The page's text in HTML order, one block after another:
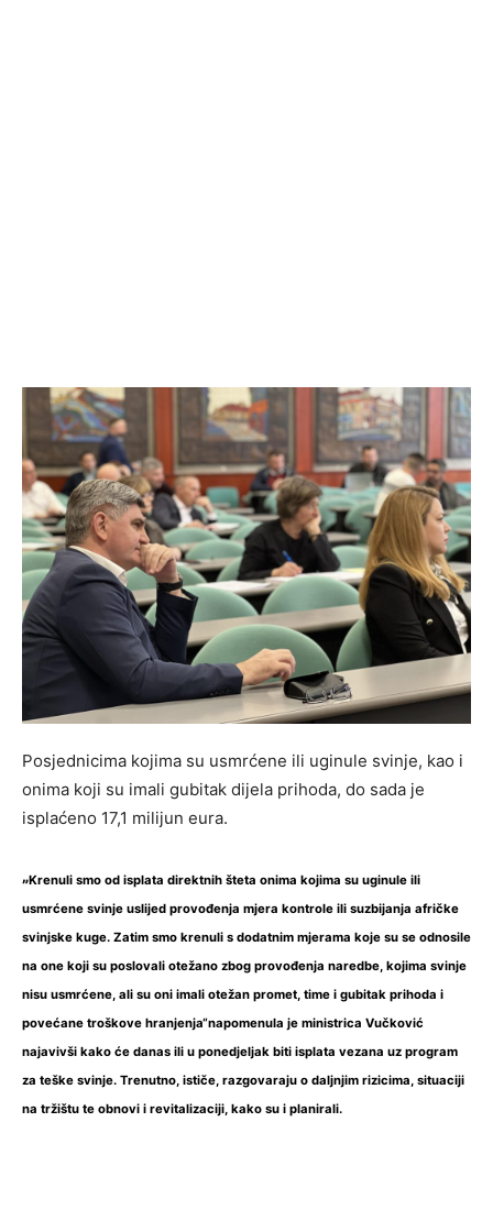
Posjednicima kojima su usmrćene ili uginule svinje, kao i
onima koji su imali gubitak dijela prihoda, do sada je
isplaćeno 17,1 milijun eura.
„Krenuli smo od isplata direktnih šteta onima kojima su uginule ili
usmrćene svinje uslijed provođenja mjera kontrole ili suzbijanja afričke
svinjske kuge. Zatim smo krenuli s dodatnim mjerama koje su se odnosile
na one koji su poslovali otežano zbog provođenja naredbe, kojima svinje
nisu usmrćene, ali su oni imali otežan promet, time i gubitak prihoda i
povećane troškove hranjenja“napomenula je ministrica Vučković
najavivši kako će danas ili u ponedjeljak biti isplata vezana uz program
za teške svinje. Trenutno, ističe, razgovaraju o daljnjim rizicima, situaciji
na tržištu te obnovi i revitalizaciji, kako su i planirali.